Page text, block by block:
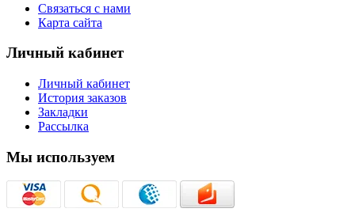
Связаться с нами
Карта сайта
Личный кабинет
Личный кабинет
История заказов
Закладки
Рассылка
Мы используем